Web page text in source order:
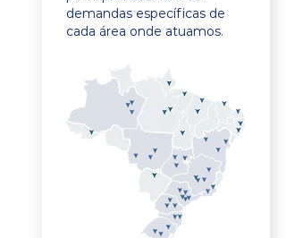
demandas específicas de
cada área onde atuamos.